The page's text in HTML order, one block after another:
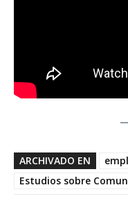
ARCHIVADO EN
Estudios sobre